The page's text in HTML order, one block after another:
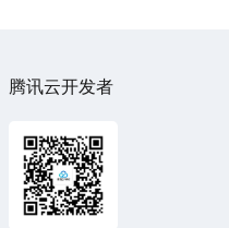
腾讯云开发者